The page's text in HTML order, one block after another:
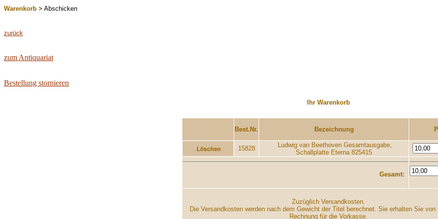
Warenkorb > Abschicken
zurück
zum Antiquariat
Bestellung stornieren
Ihr Warenkorb
Best.Nr. Bezeichnung
15828
Ludwig van Beethoven Gesamtausgabe,
Schallplatte Eterna 825415
Gesamt:
Zuzüglich Versandkosten.
Die Versandkosten werden nach dem Gewicht der Titel berechnet. Sie erhalten Sie von
Rechnung für die Vorkasse.